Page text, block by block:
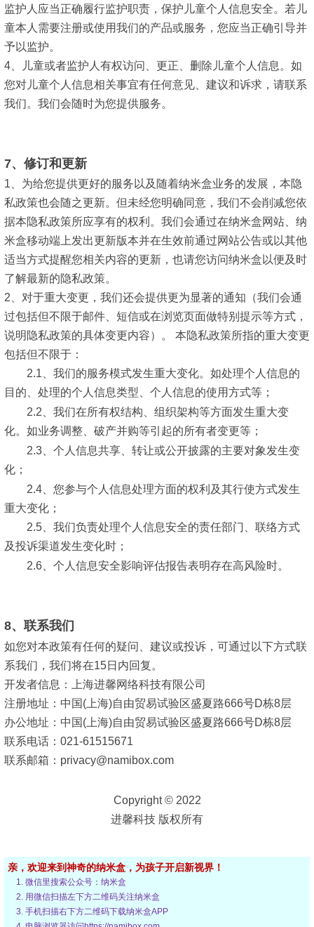
监护人应当正确履行监护职责，保护儿童个人信息安全。若儿
童本人需要注册或使用我们的产品或服务，您应当正确引导并
予以监护。
4、儿童或者监护人有权访问、更正、删除儿童个人信息。如
您对儿童个人信息相关事宜有任何意见、建议和诉求，请联系
我们。我们会随时为您提供服务。
7、修订和更新
1、为给您提供更好的服务以及随着纳米盒业务的发展，本隐
私政策也会随之更新。但未经您明确同意，我们不会削减您依
据本隐私政策所应享有的权利。我们会通过在纳米盒网站、纳
米盒移动端上发出更新版本并在生效前通过网站公告或以其他
适当方式提醒您相关内容的更新，也请您访问纳米盒以便及时
了解最新的隐私政策。
2、对于重大变更，我们还会提供更为显著的通知（我们会通
过包括但不限于邮件、短信或在浏览页面做特别提示等方式，
说明隐私政策的具体变更内容）。 本隐私政策所指的重大变更
包括但不限于：
2.1、我们的服务模式发生重大变化。如处理个人信息的
目的、处理的个人信息类型、个人信息的使用方式等；
2.2、我们在所有权结构、组织架构等方面发生重大变
化。如业务调整、破产并购等引起的所有者变更等；
2.3、个人信息共享、转让或公开披露的主要对象发生变
化；
2.4、您参与个人信息处理方面的权利及其行使方式发生
重大变化；
2.5、我们负责处理个人信息安全的责任部门、联络方式
及投诉渠道发生变化时；
2.6、个人信息安全影响评估报告表明存在高风险时。
8、联系我们
如您对本政策有任何的疑问、建议或投诉，可通过以下方式联
系我们，我们将在15日内回复。
开发者信息：上海进馨网络科技有限公司
注册地址：中国(上海)自由贸易试验区盛夏路666号D栋8层
办公地址：中国(上海)自由贸易试验区盛夏路666号D栋8层
联系电话：021-61515671
联系邮箱：privacy@namibox.com
Copyright © 2022
进馨科技 版权所有
亲，欢迎来到神奇的纳米盒，为孩子开启新视界！
微信里搜索公众号：纳米盒
用微信扫描左下方二维码关注纳米盒
手机扫描右下方二维码下载纳米盒APP